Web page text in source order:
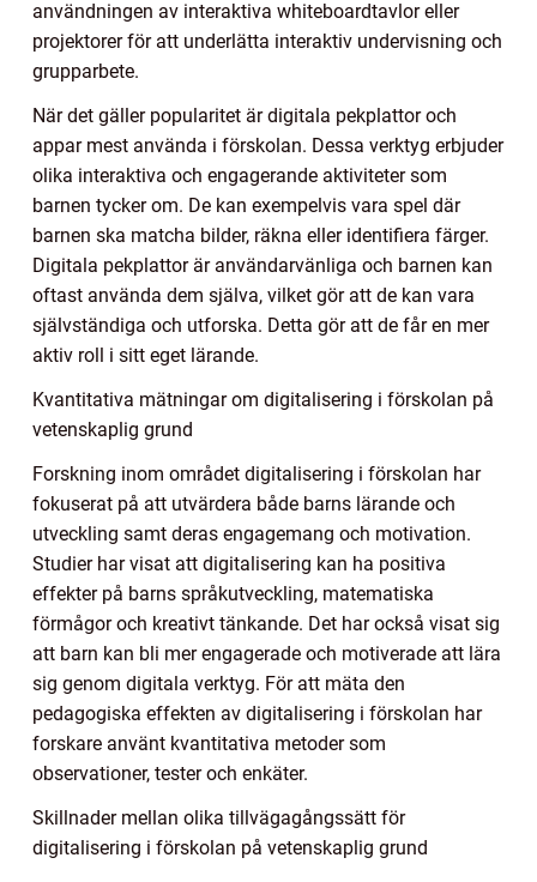
användningen av interaktiva whiteboardtavlor eller
projektorer för att underlätta interaktiv undervisning och
grupparbete.
När det gäller popularitet är digitala pekplattor och
appar mest använda i förskolan. Dessa verktyg erbjuder
olika interaktiva och engagerande aktiviteter som
barnen tycker om. De kan exempelvis vara spel där
barnen ska matcha bilder, räkna eller identifiera färger.
Digitala pekplattor är användarvänliga och barnen kan
oftast använda dem själva, vilket gör att de kan vara
självständiga och utforska. Detta gör att de får en mer
aktiv roll i sitt eget lärande.
Kvantitativa mätningar om digitalisering i förskolan på
vetenskaplig grund
Forskning inom området digitalisering i förskolan har
fokuserat på att utvärdera både barns lärande och
utveckling samt deras engagemang och motivation.
Studier har visat att digitalisering kan ha positiva
effekter på barns språkutveckling, matematiska
förmågor och kreativt tänkande. Det har också visat sig
att barn kan bli mer engagerade och motiverade att lära
sig genom digitala verktyg. För att mäta den
pedagogiska effekten av digitalisering i förskolan har
forskare använt kvantitativa metoder som
observationer, tester och enkäter.
Skillnader mellan olika tillvägagångssätt för
digitalisering i förskolan på vetenskaplig grund